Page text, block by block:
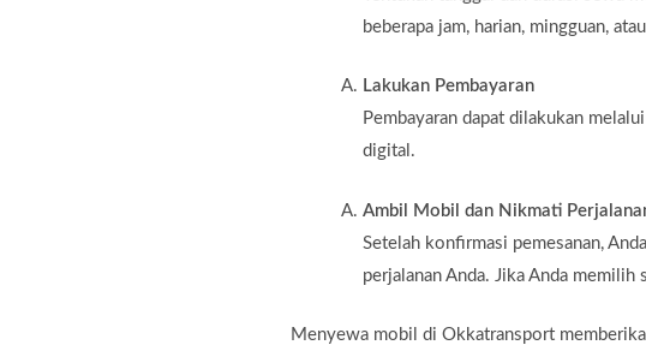
beberapa jam, harian, mingguan,
Lakukan Pembayaran
Pembayaran dapat dilakukan
digital.
Ambil Mobil dan Nikmati
Setelah konfirmasi pemesanan,
perjalanan Anda. Jika Anda
Menyewa mobil di Okkatransport